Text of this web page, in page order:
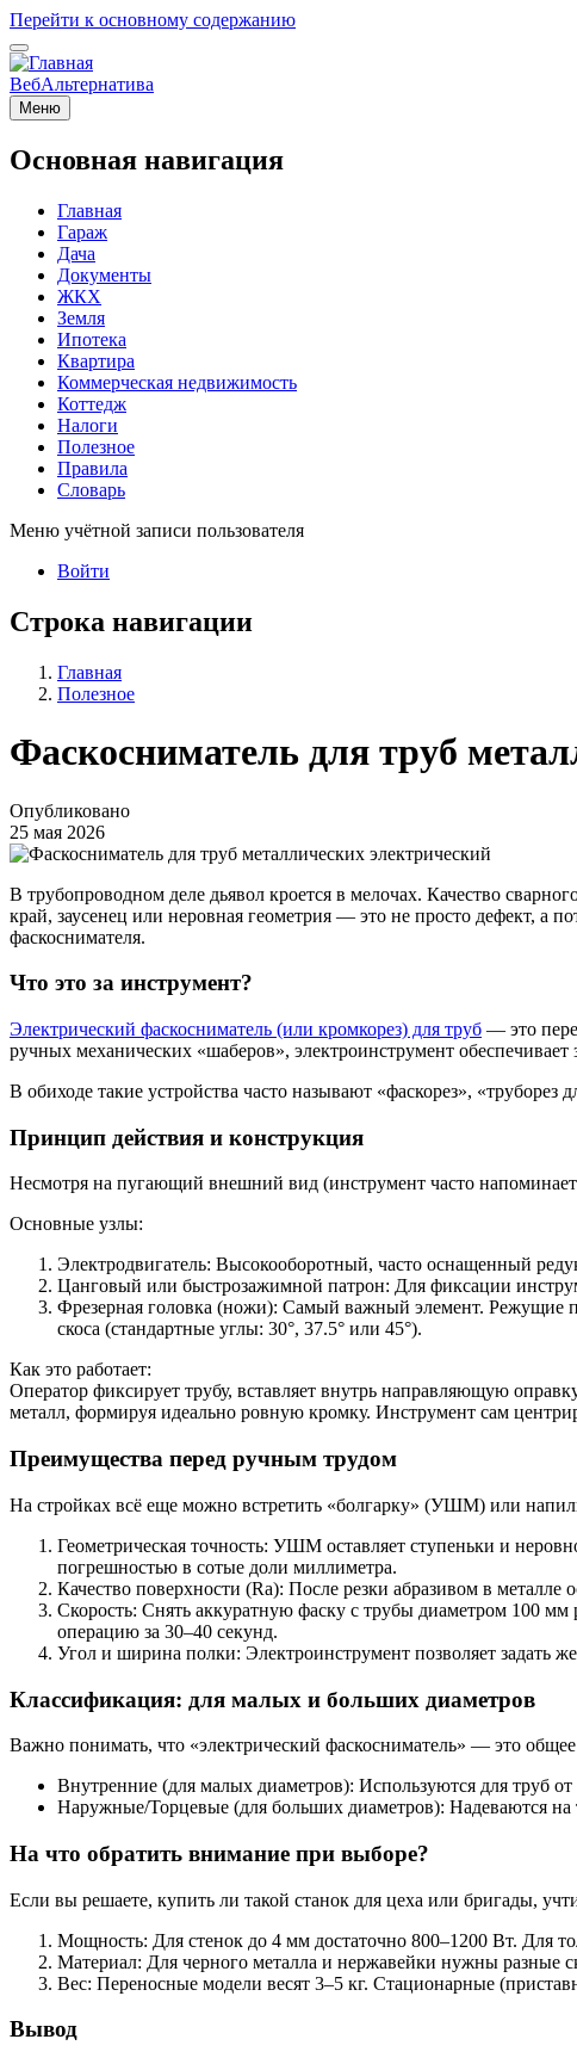
Перейти к основному содержанию
ВебАльтернатива
Меню
Основная навигация
Главная
Гараж
Дача
Документы
ЖКХ
Земля
Ипотека
Квартира
Коммерческая недвижимость
Коттедж
Налоги
Полезное
Правила
Словарь
Меню учётной записи пользователя
Войти
Строка навигации
Главная
Полезное
Фаскосниматель для труб
Опубликовано
25 мая 2026
В трубопроводном деле дьявол кроется в мелочах. Качество
край, заусенец или неровная геометрия — это не просто дефект, а
фаскоснимателя.
Что это за инструмент?
Электрический фаскосниматель (или кромкорез) для труб — это
ручных механических «шаберов», электроинструмент
В обиходе такие устройства часто называют «фаскорез», «труборез
Принцип действия и конструкция
Несмотря на пугающий внешний вид (инструмент часто
Основные узлы:
Электродвигатель: Высокооборотный, часто оснащенный
Цанговый или быстрозажимной патрон: Для фиксации
Фрезерная головка (ножи): Самый важный элемент. Режущие
скоса (стандартные углы: 30°, 37.5° или 45°).
Как это работает:
Оператор фиксирует трубу, вставляет внутрь направляющую
металл, формируя идеально ровную кромку. Инструмент сам
Преимущества перед ручным трудом
На стройках всё еще можно встретить «болгарку» (УШМ) или
Геометрическая точность: УШМ оставляет ступеньки и
погрешностью в сотые доли миллиметра.
Качество поверхности (Ra): После резки абразивом в
Скорость: Снять аккуратную фаску с трубы диаметром 100
операцию за 30–40 секунд.
Угол и ширина полки: Электроинструмент позволяет задать
Классификация: для малых и больших диаметров
Важно понимать, что «электрический фаскосниматель» — это
Внутренние (для малых диаметров): Используются для труб
Наружные/Торцевые (для больших диаметров): Надеваются
На что обратить внимание при выборе?
Если вы решаете, купить ли такой станок для цеха или бригады,
Мощность: Для стенок до 4 мм достаточно 800–1200 Вт. Для
Материал: Для черного металла и нержавейки нужны разные
Вес: Переносные модели весят 3–5 кг. Стационарные
Вывод